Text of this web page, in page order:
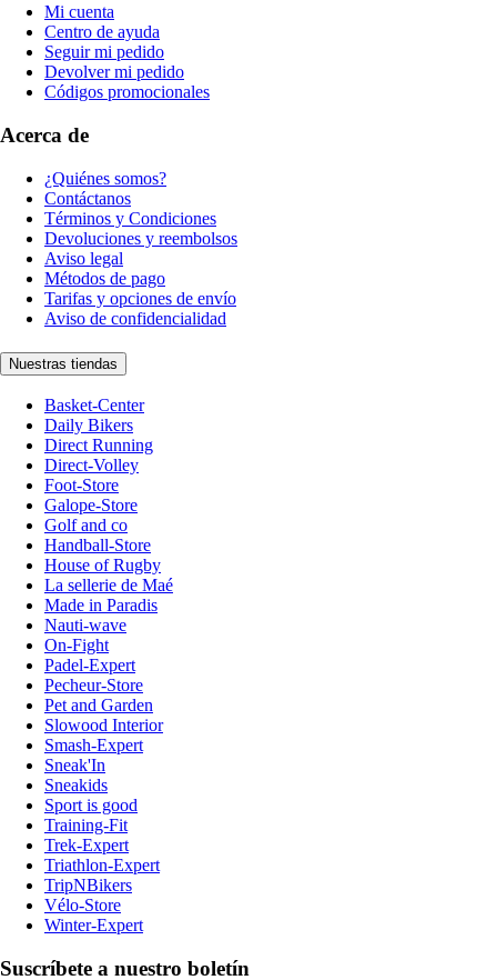
Mi cuenta
Centro de ayuda
Seguir mi pedido
Devolver mi pedido
Códigos promocionales
Acerca de
¿Quiénes somos?
Contáctanos
Términos y Condiciones
Devoluciones y reembolsos
Aviso legal
Métodos de pago
Tarifas y opciones de envío
Aviso de confidencialidad
Nuestras tiendas
Basket-Center
Daily Bikers
Direct Running
Direct-Volley
Foot-Store
Galope-Store
Golf and co
Handball-Store
House of Rugby
La sellerie de Maé
Made in Paradis
Nauti-wave
On-Fight
Padel-Expert
Pecheur-Store
Pet and Garden
Slowood Interior
Smash-Expert
Sneak'In
Sneakids
Sport is good
Training-Fit
Trek-Expert
Triathlon-Expert
TripNBikers
Vélo-Store
Winter-Expert
Suscríbete a nuestro boletín